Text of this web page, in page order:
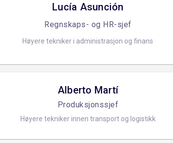
Lucía Asunción
Regnskaps- og HR-sjef
Høyere tekniker i administrasjon og finans
Alberto Martí
Produksjonssjef
Høyere tekniker innen transport og logistikk